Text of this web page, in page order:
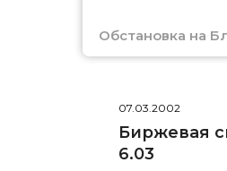
Обстановка на
07.03.2002
Биржевая
6.03